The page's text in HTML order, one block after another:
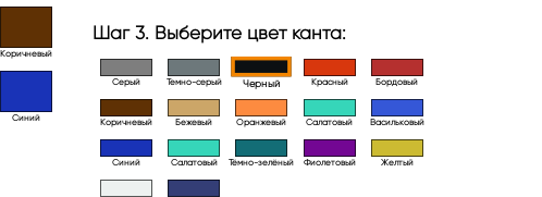
Коричневый
Синий
Шаг 3. Выберите цвет канта:
Серый Темно-серый Черный Красный Бордовый
Коричневый Бежевый Оранжевый Салатовый Васильковый
Синий Салатовый Тёмно-зелёный Фиолетовый Желтый